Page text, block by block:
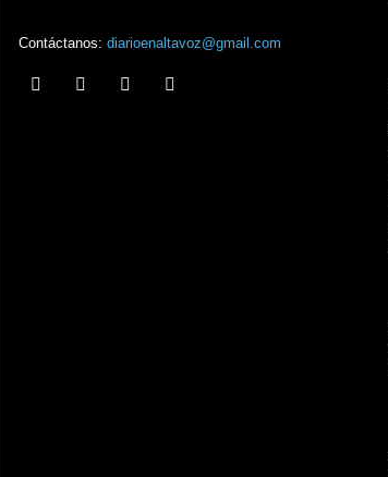
Contáctanos: diarioenaltavoz@gmail.com